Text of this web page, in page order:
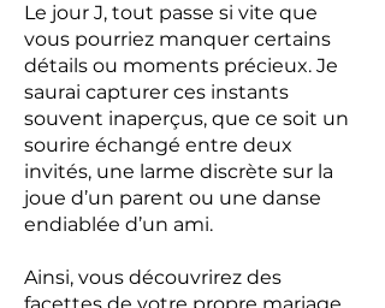
Le jour J, tout passe si vite que
vous pourriez manquer certains
détails ou moments précieux. Je
saurai capturer ces instants
souvent inaperçus, que ce soit un
sourire échangé entre deux
invités, une larme discrète sur la
joue d’un parent ou une danse
endiablée d’un ami.
Ainsi, vous découvrirez des